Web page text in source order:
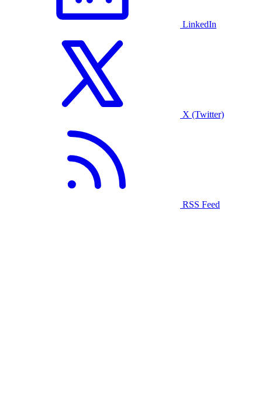
LinkedIn
X (Twitter)
RSS Feed